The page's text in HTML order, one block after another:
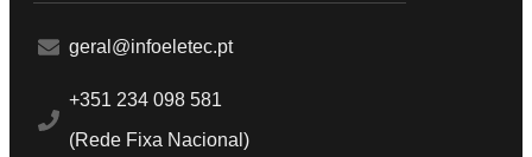
geral@infoeletec.pt
+351 234 098 581
(Rede Fixa Nacional)